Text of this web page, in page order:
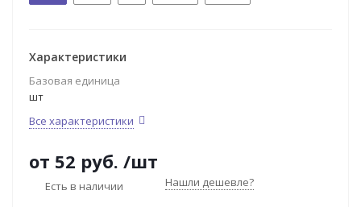
Характеристики
Базовая единица
шт
Все характеристики
от 52 руб. /шт
Есть в наличии Нашли дешевле?